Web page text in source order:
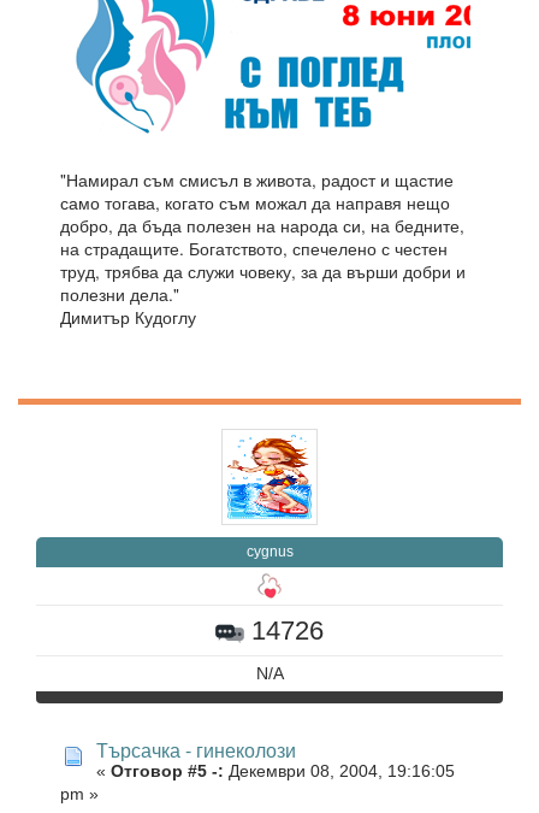
"Намирал съм смисъл в живота, радост и щастие
само тогава, когато съм можал да направя нещо
добро, да бъда полезен на народа си, на бедните,
на страдащите. Богатството, спечелено с честен
труд, трябва да служи човеку, за да върши добри и
полезни дела."
Димитър Кудоглу
cygnus
14726
N/A
Търсачка - гинеколози
« Отговор #5 -: Декември 08, 2004, 19:16:05
pm »